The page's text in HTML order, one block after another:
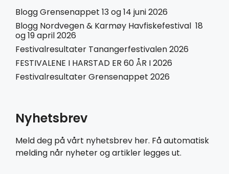
Blogg Grensenappet 13 og 14 juni 2026
Blogg Nordvegen & Karmøy Havfiskefestival 18
og 19 april 2026
Festivalresultater Tanangerfestivalen 2026
FESTIVALENE I HARSTAD ER 60 ÅR I 2026
Festivalresultater Grensenappet 2026
Nyhetsbrev
Meld deg på vårt nyhetsbrev her. Få automatisk
melding når nyheter og artikler legges ut.